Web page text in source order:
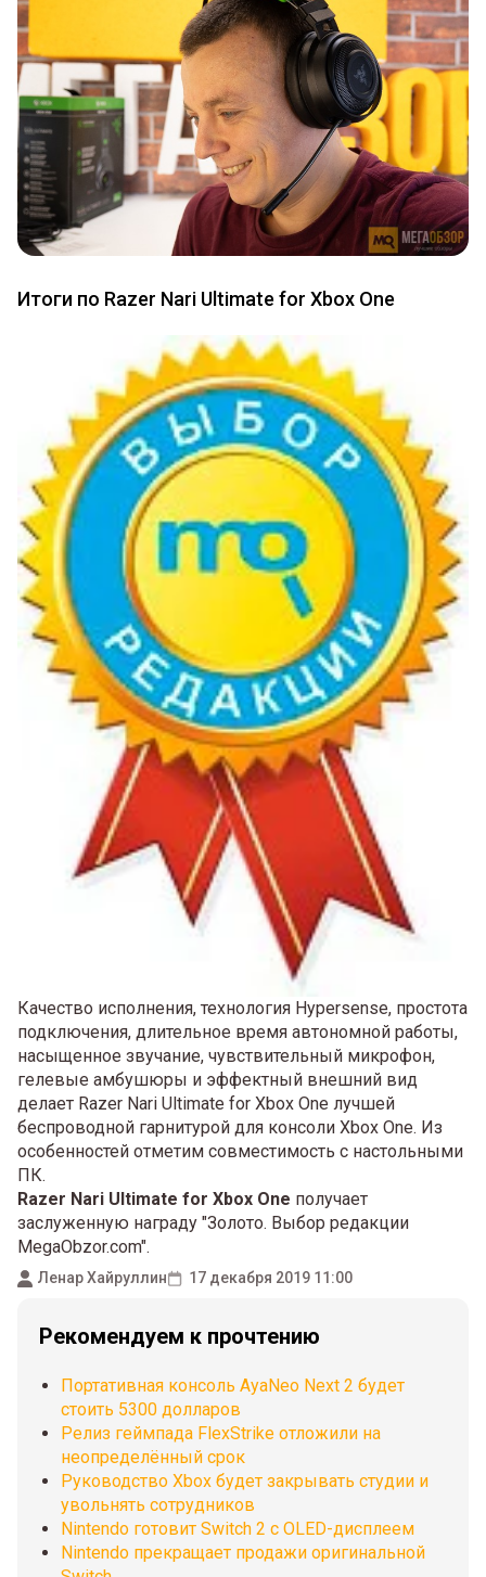
Итоги по Razer Nari Ultimate for Xbox One
Качество исполнения, технология Hypersense, простота
подключения, длительное время автономной работы,
насыщенное звучание, чувствительный микрофон,
гелевые амбушюры и эффектный внешний вид
делает Razer Nari Ultimate for Xbox One лучшей
беспроводной гарнитурой для консоли Xbox One. Из
особенностей отметим совместимость с настольными
ПК.
Razer Nari Ultimate for Xbox One получает
заслуженную награду "Золото. Выбор редакции
MegaObzor.com".
Ленар Хайруллин 17 декабря 2019 11:00
Рекомендуем к прочтению
Портативная консоль AyaNeo Next 2 будет
стоить 5300 долларов
Релиз геймпада FlexStrike отложили на
неопределённый срок
Руководство Xbox будет закрывать студии и
увольнять сотрудников
Nintendo готовит Switch 2 с OLED-дисплеем
Nintendo прекращает продажи оригинальной